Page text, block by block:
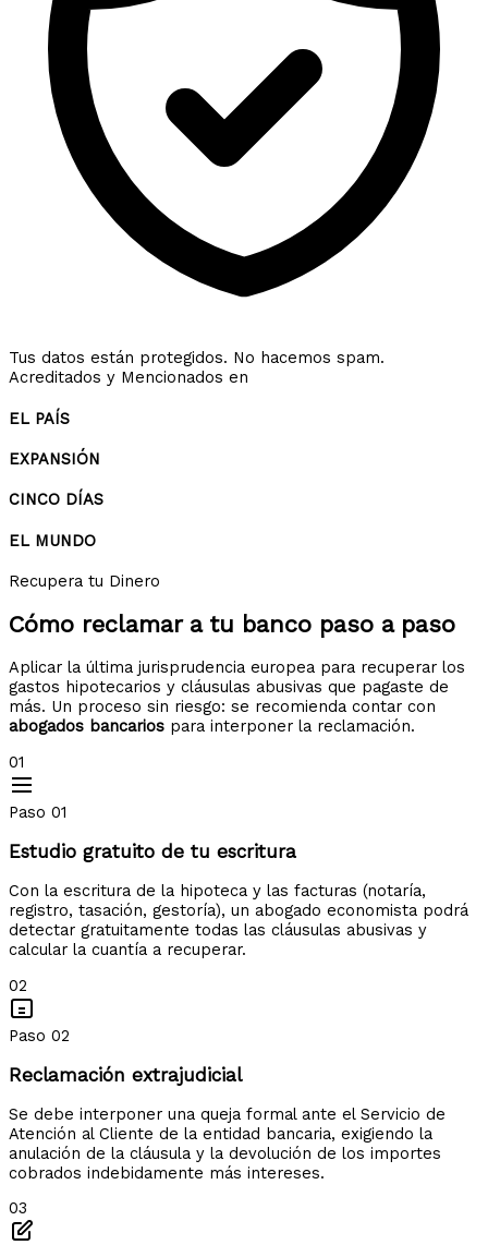
Tus datos están protegidos. No hacemos spam.
Acreditados y Mencionados en
EL PAÍS
EXPANSIÓN
CINCO DÍAS
EL MUNDO
Recupera tu Dinero
Cómo reclamar a tu banco paso a paso
Aplicar la última jurisprudencia europea para recuperar los
gastos hipotecarios y cláusulas abusivas que pagaste de
más. Un proceso sin riesgo: se recomienda contar con
abogados bancarios para interponer la reclamación.
01
Paso 01
Estudio gratuito de tu escritura
Con la escritura de la hipoteca y las facturas (notaría,
registro, tasación, gestoría), un abogado economista podrá
detectar gratuitamente todas las cláusulas abusivas y
calcular la cuantía a recuperar.
02
Paso 02
Reclamación extrajudicial
Se debe interponer una queja formal ante el Servicio de
Atención al Cliente de la entidad bancaria, exigiendo la
anulación de la cláusula y la devolución de los importes
cobrados indebidamente más intereses.
03